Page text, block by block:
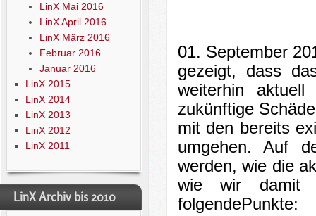
LinX Mai 2016
LinX April 2016
LinX März 2016
Februar 2016
Januar 2016
LinX 2015
LinX 2014
LinX 2013
LinX 2012
LinX 2011
LinX Archiv bis 2010
01. September
gezeigt, dass
weiterhin
zukünftige
mit den bereits
umgehen. Auf
werden, wie die
wie wir damit
folgendePunkte: